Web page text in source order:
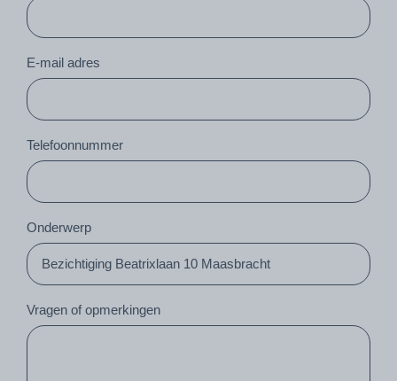
E-mail adres
Telefoonnummer
Onderwerp
Vragen of opmerkingen